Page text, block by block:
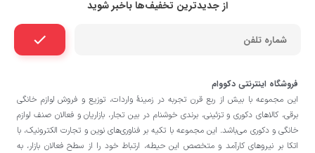
از جدیدترین تخفیف‌ها باخبر شوید
فروشگاه اینترنتی دکووام
این مجموعه با بيش از ربع قرن تجربه در زمينۀ واردات، توزيع و فروش لوازم خانگی
برقی، کالاهای دکوری و تزئینی، برندی خوشنام در بين تجار، بازاريان و فعالان صنف لوازم
خانگی و دکوری می‌باشد. این مجموعه با تكيه بر فناوری‌های نوين و تجارت الكترونيک، با
اتکا بر نيروهای كارآمد و متخصص اين حيطه، ارتباط خود را از سطح فعالان بازار، به